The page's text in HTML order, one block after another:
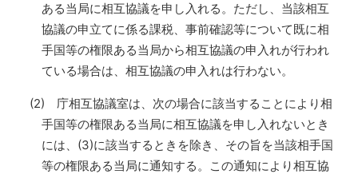
ある当局に相互協議を申し入れる。ただし、当該相互
協議の申立てに係る課税、事前確認等について既に相
手国等の権限ある当局から相互協議の申入れが行われ
ている場合は、相互協議の申入れは行わない。
(2) 庁相互協議室は、次の場合に該当することにより相
手国等の権限ある当局に相互協議を申し入れないとき
には、(3)に該当するときを除き、その旨を当該相手国
等の権限ある当局に通知する。この通知により相互協